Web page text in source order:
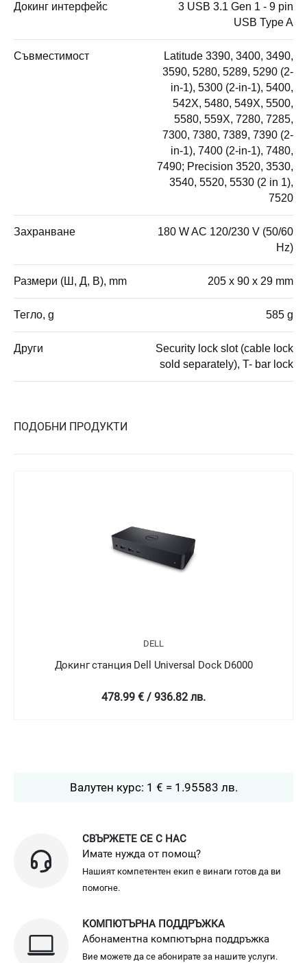
Докинг интерфейс
3 USB 3.1 Gen 1 - 9 pin
USB Type A
Съвместимост
Latitude 3390, 3400, 3490,
3590, 5280, 5289, 5290 (2-
in-1), 5300 (2-in-1), 5400,
542X, 5480, 549X, 5500,
5580, 559X, 7280, 7285,
7300, 7380, 7389, 7390 (2-
in-1), 7400 (2-in-1), 7480,
7490; Precision 3520, 3530,
3540, 5520, 5530 (2 in 1),
7520
Захранване
180 W AC 120/230 V (50/60
Hz)
Размери (Ш, Д, В), mm 205 x 90 x 29 mm
Тегло, g 585 g
Други
Security lock slot (cable lock
sold separately), T- bar lock
ПОДОБНИ ПРОДУКТИ
DELL
Докинг станция Dell Universal Dock D6000
478.99 € / 936.82 лв.
Валутен курс: 1 € = 1.95583 лв.
СВЪРЖЕТЕ СЕ С НАС
Имате нужда от помощ?
Нашият компетентен екип е винаги готов да ви
помогне.
КОМПЮТЪРНА ПОДДРЪЖКА
Абонаментна компютърна поддръжка
Вие можете да се абонирате за нашите услуги.